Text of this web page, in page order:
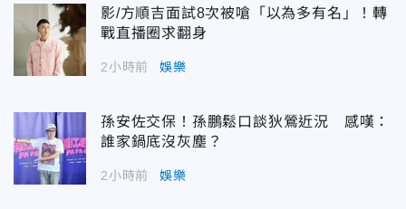
影/方順吉面試8次被嗆「以為多有名」！轉
戰直播圈求翻身
2小時前 娛樂
孫安佐交保！孫鵬鬆口談狄鶯近況 感嘆：
誰家鍋底沒灰塵？
2小時前 娛樂